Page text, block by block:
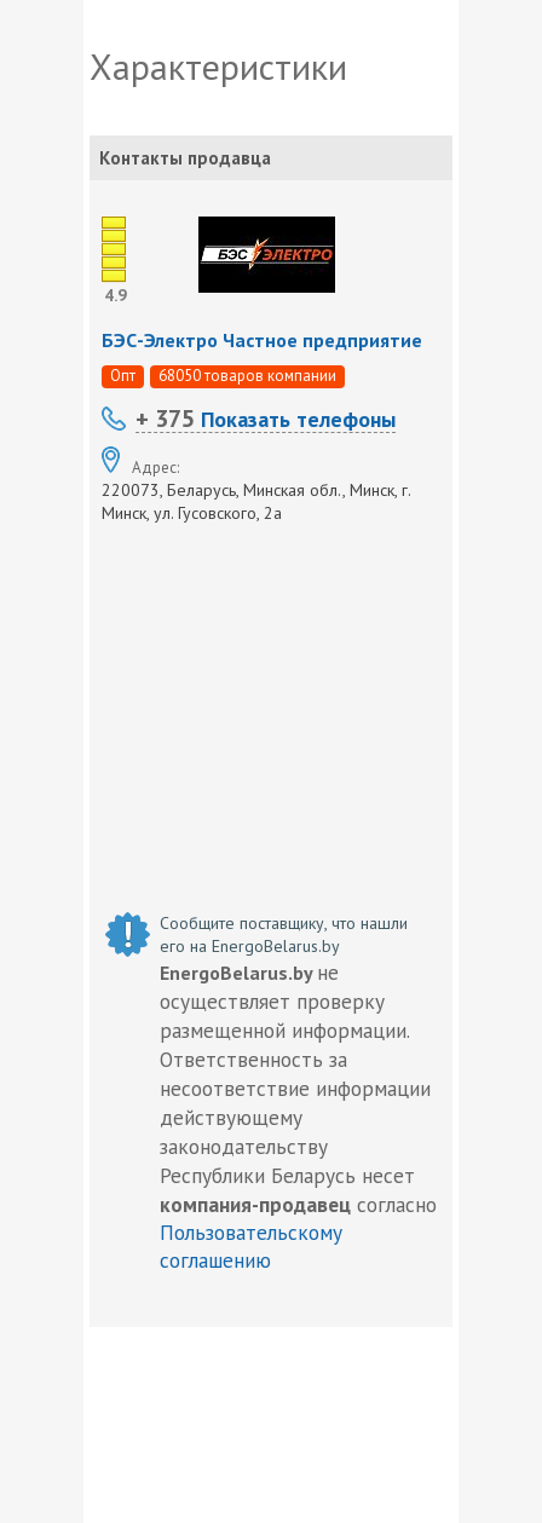
Характеристики
Контакты продавца
4.9
БЭС-Электро Частное предприятие
Опт 68050 товаров компании
+ 375 Показать телефоны
Адрес:
220073, Беларусь, Минская обл., Минск, г.
Минск, ул. Гусовского, 2а
Сообщите поставщику, что нашли
его на EnergoBelarus.by
EnergoBelarus.by не
осуществляет проверку
размещенной информации.
Ответственность за
несоответствие информации
действующему
законодательству
Республики Беларусь несет
компания-продавец согласно
Пользовательскому
соглашению